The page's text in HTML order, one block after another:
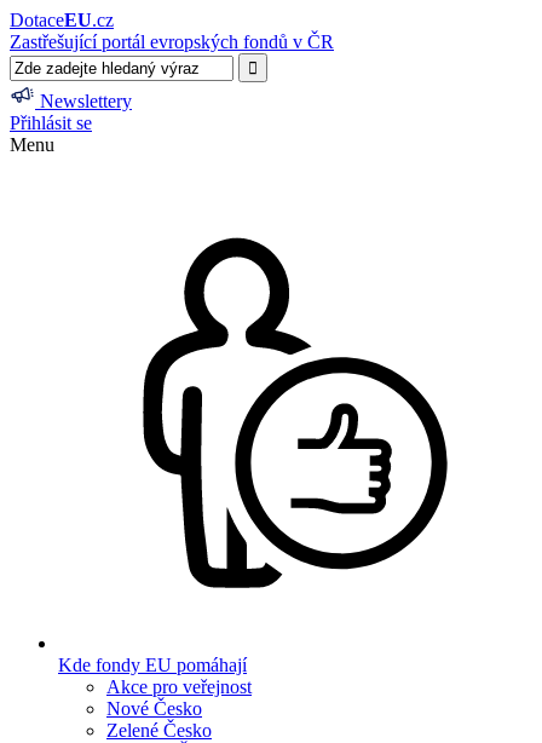
DotaceEU.cz
Zastřešující portál evropských fondů v ČR
Newslettery
Přihlásit se
Menu
Kde fondy EU pomáhají
Akce pro veřejnost
Nové Česko
Zelené Česko